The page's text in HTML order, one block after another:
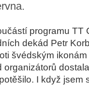
programu TT
dekád Petr
švédským
organizátorů
I když jsem